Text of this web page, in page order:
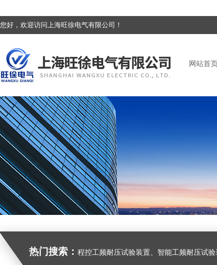
您好，欢迎访问上海旺徐电气有限公司！
网站首
热门搜索： 程控工频耐压试验装置、智能工频耐压试验装置、工频耐压试验装置、工频耐压试验仪、工频耐压试验台、高压耐压试